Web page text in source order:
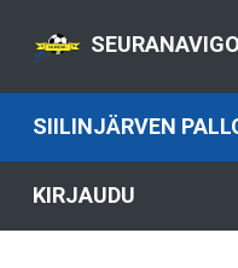
SIILINJÄRVEN
KIRJAUDU